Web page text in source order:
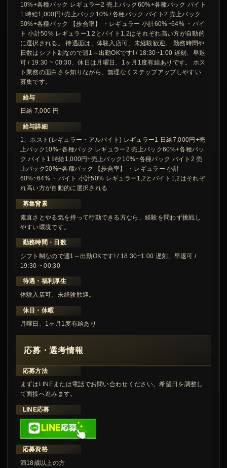
10%+各種バック レギュラー2 売上バック60%+各種バック バイト
1 時給1,000円+売上バック10%+各種バック バイト2 売上バック
50%+各種バック 【歩合率】 ・レギュラー 小計60%~64% ・バイ
ト 小計50% レギュラー1,2とバイト1,2はそれぞれ高い方が自動的
に選択される。 待遇面は、体験入店可、未経験歓迎。 勤務時間や
日数はシフト制なので週1～出勤OKです! / 18:30~1:00 遅刻、早退
可 / 19:30 ~ 00:30、休日は月曜日、1ヶ月1度有給ありです。 ホス
ト業務の面白さを知りながら、無理なくステップアップしやすい
募集です。
給与
日給 7,000 円
給与詳細
1、ホスト(レギュラー・アルバイト) レギュラー1 日給7,000円+売
上バック10%+各種バック レギュラー2 売上バック60%+各種バッ
ク バイト1 時給1,000円+売上バック10%+各種バック バイト2 売
上バック50%+各種バック 【歩合率】 ・レギュラー 小計
60%~64% ・バイト 小計50% レギュラー1,2とバイト1,2はそれぞ
れ高い方が自動的に選択される
募集背景
素直さとやる気を持って行動できる方なら、経験を問わず挑戦し
やすい環境です。
勤務時間・日数
シフト制なので週1～出勤OKです! / 18:30~1:00 遅刻、早退可 /
19:30 ~ 00:30
待遇・福利厚生
体験入店可、未経験歓迎。
休日・休暇
月曜日、1ヶ月1度有給あり
応募・選考情報
応募方法
まずはLINEまたは電話でお問い合わせください。希望日を調整し
て面接へ進みます。
LINE応募
応募資格
満18歳以上の方